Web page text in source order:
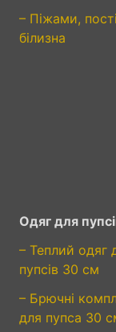
– Піжами,
білизна
Одяг для
– Теплий одяг
пупсів 30 см
– Брючні
для пупса 30